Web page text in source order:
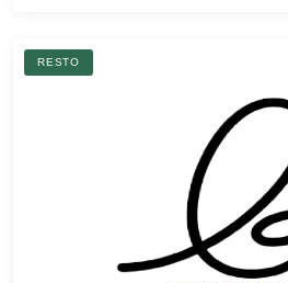
RESTO